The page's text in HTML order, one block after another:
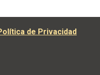
de Privacidad